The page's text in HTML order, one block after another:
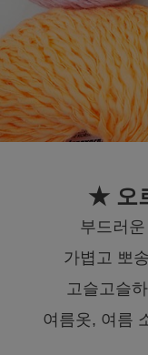
★ 오
부드러
가볍고 뽀
고슬고슬
여름옷, 여름